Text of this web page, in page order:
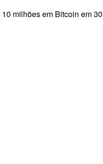
milhões em Bitcoin em